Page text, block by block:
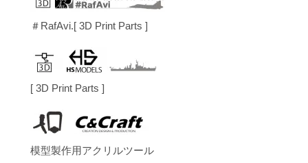
＃RafAvi.[ 3D Print Parts ]
[ 3D Print Parts ]
模型製作用アクリルツール